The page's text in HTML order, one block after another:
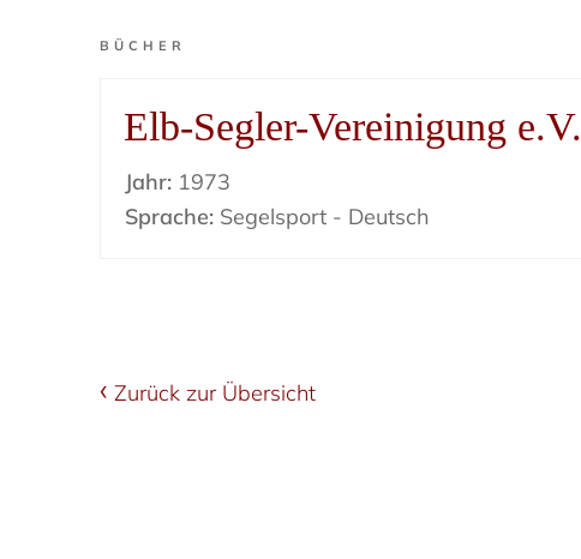
BÜCHER
Elb-Segler-Vereinigung e.V.
Jahr: 1973
Sprache: Segelsport - Deutsch
Zurück zur Übersicht